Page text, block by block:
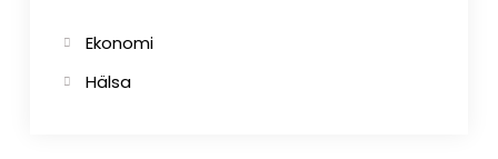
Ekonomi
Hälsa